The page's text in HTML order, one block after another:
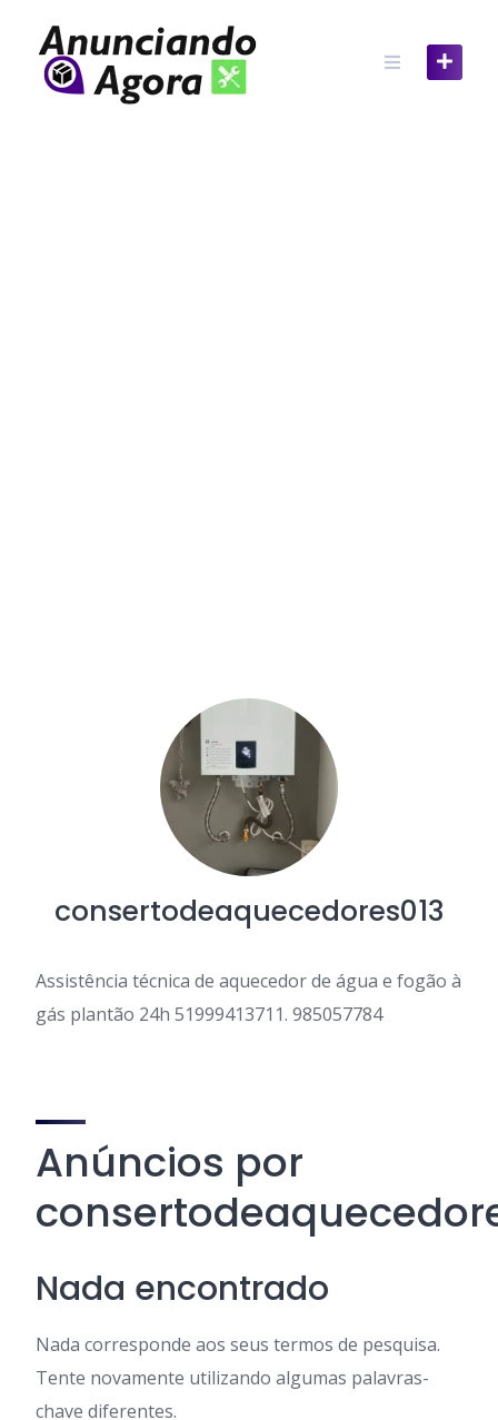
consertodeaquecedores013
Assistência técnica de aquecedor de água e fogão à
gás plantão 24h 51999413711. 985057784
Anúncios por
Nada encontrado
Nada corresponde aos seus termos de pesquisa.
Tente novamente utilizando algumas palavras-
chave diferentes.